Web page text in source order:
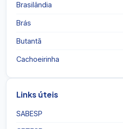
Brasilândia
Brás
Butantã
Cachoeirinha
Links úteis
SABESP